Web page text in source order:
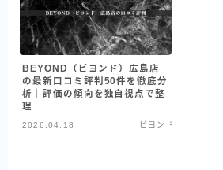
BEYOND（ビヨンド）広島店
の最新口コミ評判50件を徹底分
析｜評価の傾向を独自視点で整
理
2026.04.18 ビヨンド